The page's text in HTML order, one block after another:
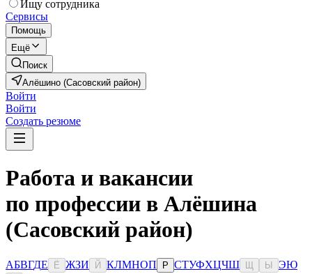
Ищу сотрудника
Сервисы
Помощь
Ещё
Поиск
Алёшино (Сасовский район)
Войти
Войти
Создать резюме
Работа и вакансии
по профессии в Алёшина
(Сасовский район)
АБВГДЕ Ё ЖЗИ Й КЛМНОП Р СТУФХЦЧШ Ы ЭЮ